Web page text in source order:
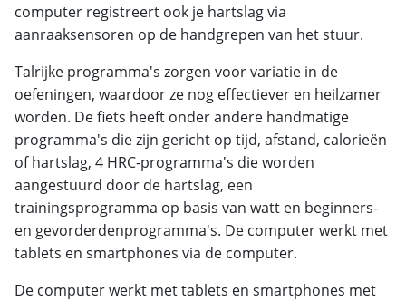
computer registreert ook je hartslag via
aanraaksensoren op de handgrepen van het stuur.
Talrijke programma's zorgen voor variatie in de
oefeningen, waardoor ze nog effectiever en heilzamer
worden. De fiets heeft onder andere handmatige
programma's die zijn gericht op tijd, afstand, calorieën
of hartslag, 4 HRC-programma's die worden
aangestuurd door de hartslag, een
trainingsprogramma op basis van watt en beginners-
en gevorderdenprogramma's. De computer werkt met
tablets en smartphones via de computer.
De computer werkt met tablets en smartphones met